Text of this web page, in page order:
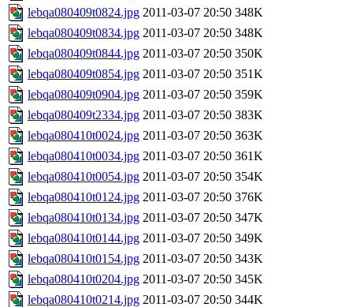
lebqa080409t0824.jpg 2011-03-07 20:50 348K
lebqa080409t0834.jpg 2011-03-07 20:50 348K
lebqa080409t0844.jpg 2011-03-07 20:50 350K
lebqa080409t0854.jpg 2011-03-07 20:50 351K
lebqa080409t0904.jpg 2011-03-07 20:50 359K
lebqa080409t2334.jpg 2011-03-07 20:50 383K
lebqa080410t0024.jpg 2011-03-07 20:50 363K
lebqa080410t0034.jpg 2011-03-07 20:50 361K
lebqa080410t0054.jpg 2011-03-07 20:50 354K
lebqa080410t0124.jpg 2011-03-07 20:50 376K
lebqa080410t0134.jpg 2011-03-07 20:50 347K
lebqa080410t0144.jpg 2011-03-07 20:50 349K
lebqa080410t0154.jpg 2011-03-07 20:50 343K
lebqa080410t0204.jpg 2011-03-07 20:50 345K
lebqa080410t0214.jpg 2011-03-07 20:50 344K